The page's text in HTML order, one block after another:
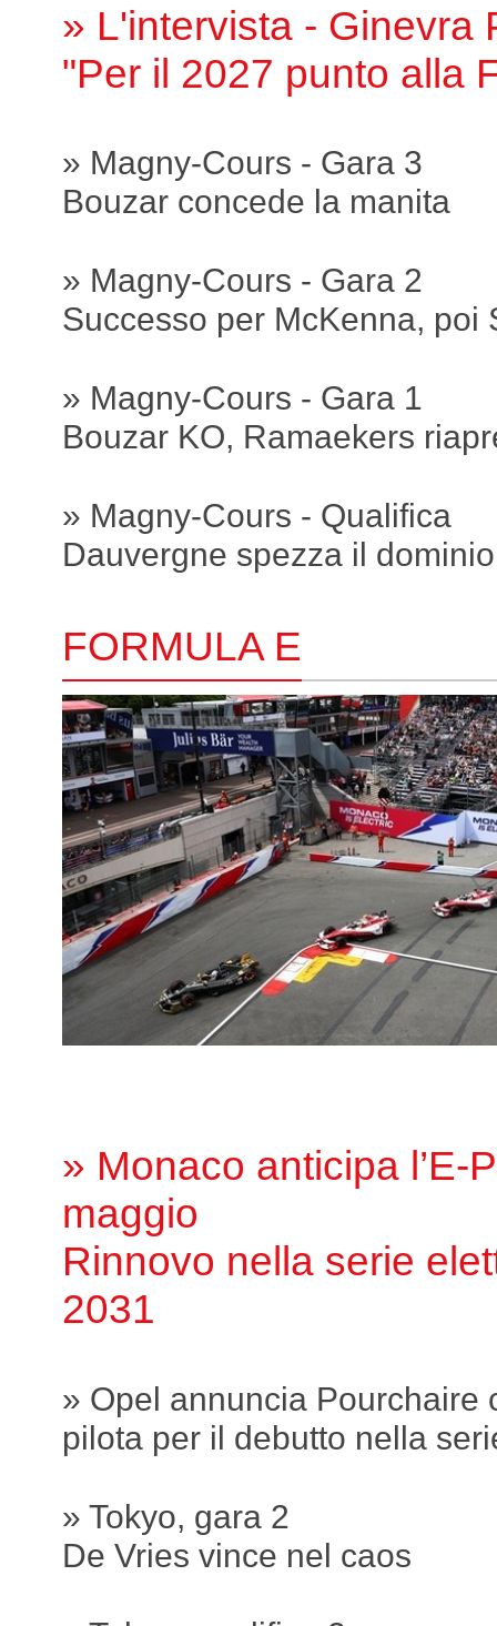
» L'intervista - Ginevra
"Per il 2027 punto alla
» Magny-Cours - Gara 3
Bouzar concede la manita
» Magny-Cours - Gara 2
Successo per McKenna, poi
» Magny-Cours - Gara 1
Bouzar KO, Ramaekers
» Magny-Cours - Qualifica
Dauvergne spezza il
FORMULA E
» Monaco anticipa l’E-
maggio
Rinnovo nella serie
2031
» Opel annuncia Pourchaire
pilota per il debutto nella
» Tokyo, gara 2
De Vries vince nel caos